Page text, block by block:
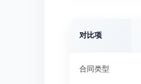
对比项
合同类型